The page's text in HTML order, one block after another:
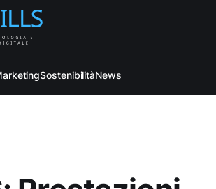
SostenibilitàNews